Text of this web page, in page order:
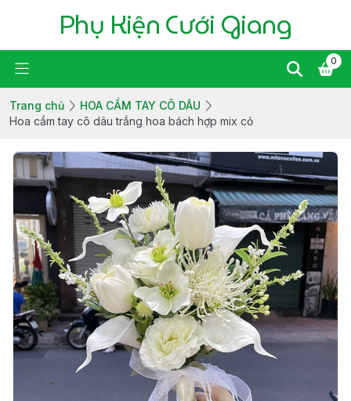
Phụ Kiện Cưới Giang
0
Trang chủ
HOA CẦM TAY CÔ DÂU
Hoa cầm tay cô dâu trắng hoa bách hợp mix cỏ